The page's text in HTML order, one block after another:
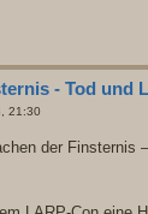
- Tod und
21:30
der